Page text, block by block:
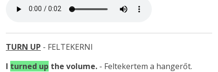
TURN UP - FELTEKERNI
I turned up the volume. - Feltekertem a hangerőt.